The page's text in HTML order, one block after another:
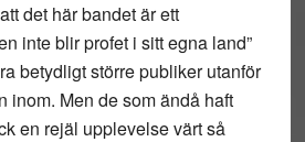
det här bandet är ett
inte blir profet i sitt egna land”
betydligt större publiker utanför
inom. Men de som ändå haft
en rejäl upplevelse värt så